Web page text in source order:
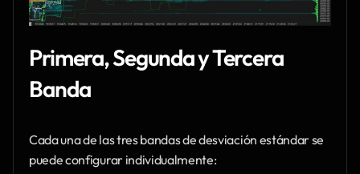
Primera, Segunda y Tercera
Banda
Cada una de las tres bandas de desviación estándar se
puede configurar individualmente: